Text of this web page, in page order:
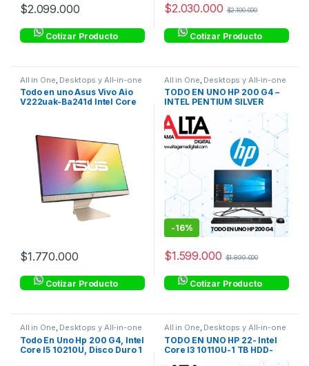
$2.099.000
Cotizar Producto
$2.030.000 $2.100.000
Cotizar Producto
All in One Desktops y All-in-one
Todo en uno Asus Vivo Aio
V222uak-Ba241d Intel Core
$1.770.000
Cotizar Producto
All in One Desktops y All-in-one
TODO EN UNO HP 200 G4 –
INTEL PENTIUM SILVER
J5040 – 1 TERA – DDR4 4GB
-16%
$1.599.000 $1.899.000
Cotizar Producto
All in One, Desktops y All-in-one
Todo En Uno Hp 200 G4, Intel
Core I5 10210U, Disco Duro 1
All in One, Desktops y All-in-one
TODO EN UNO HP 22- Intel
Core I3 10110U-1 TB HDD-
DDR4 4GB-Pantalla 21.5″ FHD